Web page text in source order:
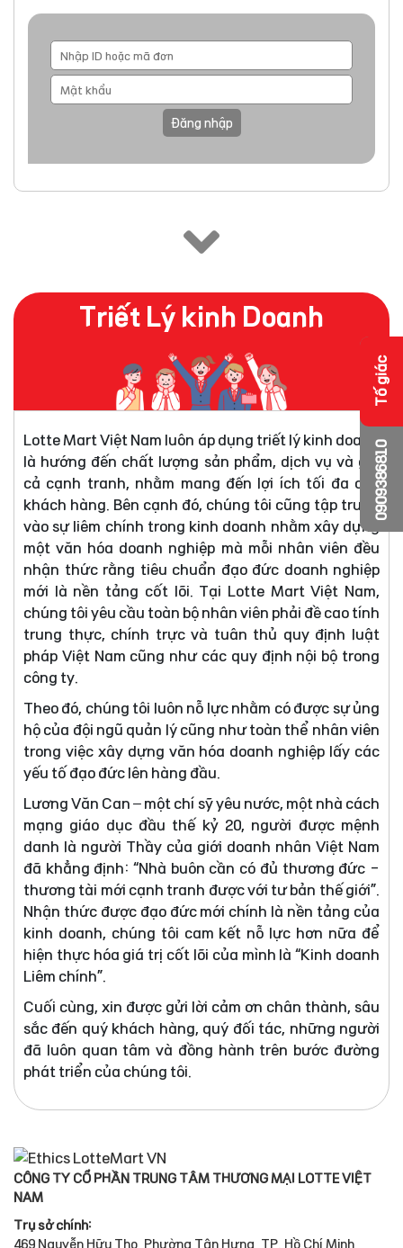
Đăng nhập
Triết Lý kinh Doanh
Lotte Mart Việt Nam luôn áp dụng triết lý kinh doanh
là hướng đến chất lượng sản phẩm, dịch vụ và giá
cả cạnh tranh, nhằm mang đến lợi ích tối đa cho
khách hàng. Bên cạnh đó, chúng tôi cũng tập trung
vào sự liêm chính trong kinh doanh nhằm xây dựng
một văn hóa doanh nghiệp mà mỗi nhân viên đều
nhận thức rằng tiêu chuẩn đạo đức doanh nghiệp
mới là nền tảng cốt lõi. Tại Lotte Mart Việt Nam,
chúng tôi yêu cầu toàn bộ nhân viên phải đề cao tính
trung thực, chính trực và tuân thủ quy định luật
pháp Việt Nam cũng như các quy định nội bộ trong
công ty.
Theo đó, chúng tôi luôn nỗ lực nhằm có được sự ủng
hộ của đội ngũ quản lý cũng như toàn thể nhân viên
trong việc xây dựng văn hóa doanh nghiệp lấy các
yếu tố đạo đức lên hàng đầu.
Lương Văn Can – một chí sỹ yêu nước, một nhà cách
mạng giáo dục đầu thế kỷ 20, người được mệnh
danh là người Thầy của giới doanh nhân Việt Nam
đã khẳng định: “Nhà buôn cần có đủ thương đức -
thương tài mới cạnh tranh được với tư bản thế giới”.
Nhận thức được đạo đức mới chính là nền tảng của
kinh doanh, chúng tôi cam kết nỗ lực hơn nữa để
hiện thực hóa giá trị cốt lõi của mình là “Kinh doanh
Liêm chính”.
Cuối cùng, xin được gửi lời cảm ơn chân thành, sâu
sắc đến quý khách hàng, quý đối tác, những người
đã luôn quan tâm và đồng hành trên bước đường
phát triển của chúng tôi.
CÔNG TY CỔ PHẦN TRUNG TÂM THƯƠNG MẠI LOTTE VIỆT
NAM
Trụ sở chính:
469 Nguyễn Hữu Thọ, Phường Tân Hưng, TP. Hồ Chí Minh
0909386810
Tố giác